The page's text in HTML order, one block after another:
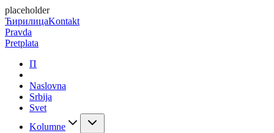
placeholder
ЋирилицаKontakt
Pravda
Pretplata
П
Naslovna
Srbija
Svet
Kolumne